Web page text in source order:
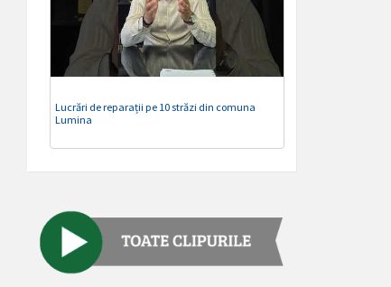
Lucrări de reparații pe 10 străzi din comuna
Lumina